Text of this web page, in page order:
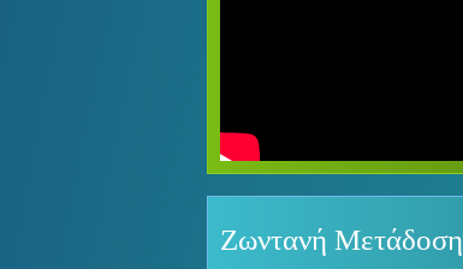
Ζωντανή Μετάδοση